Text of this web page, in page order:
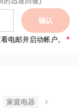
确认
电邮并启动帐户。
家庭电器